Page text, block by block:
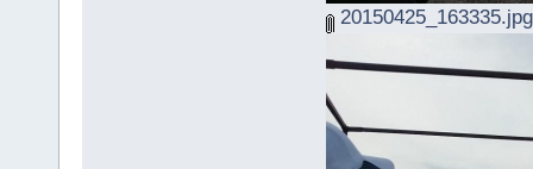
20150425_163335.jpg